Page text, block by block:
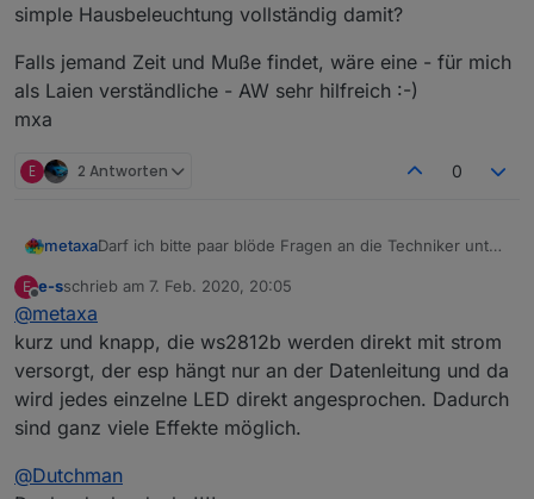
simple Hausbeleuchtung vollständig damit?
Falls jemand Zeit und Muße findet, wäre eine - für mich
als Laien verständliche - AW sehr hilfreich :-)
mxa
E 2 Antworten 0
metaxaDarf ich bitte paar blöde Fragen an die Techniker unter
Ich verwende für meine "08/15" LED Stripes auf Grund
Milight und H801. Bei meinem Verständnis übernimmt
ein "Node MCU" die Steuerung mit WLED.
ein ESP (z.B. D1 Mini) übernimmt die Steuerung
der einzelnen LED´s?
Warum haben diverse Controller Ampere
Grenzen?
z.B. verträgt der H801 relativ viele Ampere, hat
Gefühlsmäßig glaube ich nicht, dass ein WEMOS mit
einem 8266 die anlaufenden Ampere für z.B. 14m
WS2812B verträgt. Der Typ steuert in seinem Video
eine simple Hausbeleuchtung vollständig damit?
Falls jemand Zeit und Muße findet, wäre eine - für
mich als Laien verständliche - AW sehr hilfreich :-)
E
Offline
e-sschrieb am 7. Feb. 2020, 20:05
zuletzt editiert von
@metaxa
kurz und knapp, die ws2812b werden direkt mit strom
versorgt, der esp hängt nur an der Datenleitung und da
wird jedes einzelne LED direkt angesprochen. Dadurch
sind ganz viele Effekte möglich.
@Dutchman